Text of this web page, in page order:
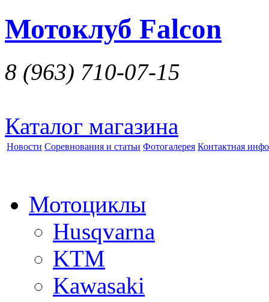
Мотоклуб Falcon
8 (963) 710-07-15
Каталог магазина
Новости Соревнования и статьи Фотогалерея Контактная
Мотоциклы
Husqvarna
KTM
Kawasaki